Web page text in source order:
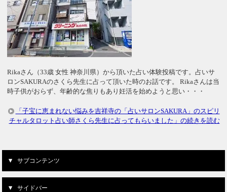
Rikaさん（33歳 女性 神奈川県）から頂いた占い体験投稿です。占いサ
ロンSAKURAのさくら先生に占って頂いた時のお話です。 Rikaさんは当
時子供がおらず、年齢的な焦りもあり妊活を始めようと思い・・・
「子宝に恵まれない悩みを吉祥寺の「占いサロンSAKURA」のスピリ
チャルタロット占い師さくら先生に占ってもらいました」の続きを読む
サブコンテンツ
サイドバー